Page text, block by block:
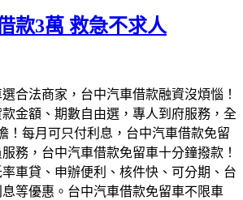
款3萬 救急不求人
合法商家，台中汽車借款融資沒煩惱！
金額、期數自由選，專人到府服務，全
！每月可只付利息，台中汽車借款免留
務，台中汽車借款免留車十分鐘撥款！
車貸、申辦便利、核件快、可分期、台
等優惠。台中汽車借款免留車不限車